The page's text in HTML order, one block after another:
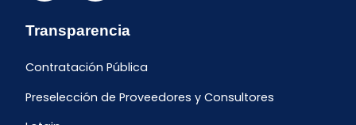
Transparencia
Contratación Pública
Preselección de Proveedores y Consultores